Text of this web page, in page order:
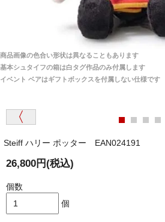
どはかかりますか？
商品は全て当店へ入荷させたのち
宅へお届けします。
関税はすべて当店にて処理します
は一切ありません。
商品が届くまでにはどのくらいの
か？
国内で一度検品をしますので、決
週間でのお届けとなります。
（稀に、通関手続き等に時間がか
大阪府 Y・W 様 （
「取り扱っているNetショップ
兵庫県 A・K 様 （
「ベアちゃんの紹介分が丁寧
商品画像の色合い形状は異なることもあります
基本シュタイフの箱は白タグ作品のみ付属します
イベント ベアはギフトボックスを付属しない仕様です
Steiff ハリー ポッター EAN024191
26,800円(税込)
個数
個